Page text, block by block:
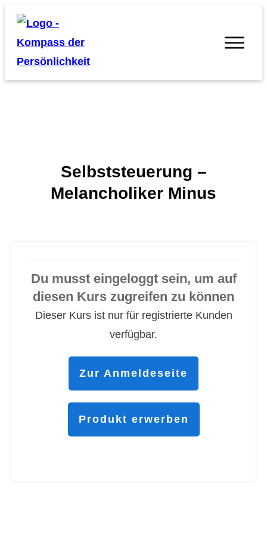
Selbststeuerung –
Melancholiker Minus
Du musst eingeloggt sein, um auf
diesen Kurs zugreifen zu können
Dieser Kurs ist nur für registrierte Kunden
verfügbar.
Zur Anmeldeseite
Produkt erwerben